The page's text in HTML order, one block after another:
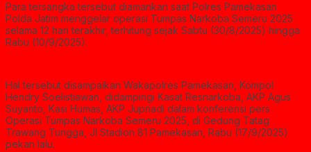
Para tersangka tersebut diamankan saat Polres Pamekasan
Polda Jatim menggelar operasi Tumpas Narkoba Semeru 2025
selama 12 hari terakhir, terhitung sejak Sabtu (30/8/2025) hingga
Rabu (10/9/2025).
Hal tersebut disampaikan Wakapolres Pamekasan, Kompol
Hendry Soelistiawan, didampingi Kasat Resnarkoba, AKP Agus
Suyanto, Kasi Humas, AKP Jupriadi dalam konferensi pers
Operasi Tumpas Narkoba Semeru 2025, di Gedung Tatag
Trawang Tungga, Jl Stadion 81 Pamekasan, Rabu (17/9/2025)
pekan lalu.